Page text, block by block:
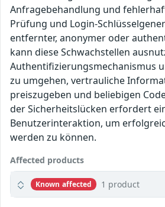
Anfragebehandlung und
Prüfung und Login-
entfernter, anonymer oder
kann diese Schwachstellen
Authentifizierungsmechanismus
zu umgehen, vertrauliche
preiszugeben und beliebigen
der Sicherheitslücken erfordert
Benutzerinteraktion, um
werden zu können.
Affected products
Known affected 1 product